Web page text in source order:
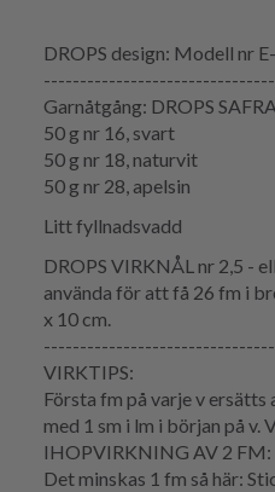
DROPS design: Modell nr
Garnåtgång: DROPS
50 g nr 16, svart
50 g nr 18, naturvit
50 g nr 28, apelsin
Litt fyllnadsvadd
DROPS VIRKNÅL nr 2,5 -
använda för att få 26 fm i
x 10 cm.
VIRKTIPS:
Första fm på varje v ersätts
med 1 sm i lm i början på v.
IHOPVIRKNING AV 2 FM:
Det minskas 1 fm så här: